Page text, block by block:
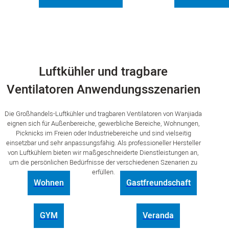
Luftkühler und tragbare
Ventilatoren Anwendungsszenarien
Die Großhandels-Luftkühler und tragbaren Ventilatoren von Wanjiada
eignen sich für Außenbereiche, gewerbliche Bereiche, Wohnungen,
Picknicks im Freien oder Industriebereiche und sind vielseitig
einsetzbar und sehr anpassungsfähig. Als professioneller Hersteller
von Luftkühlern bieten wir maßgeschneiderte Dienstleistungen an,
um die persönlichen Bedürfnisse der verschiedenen Szenarien zu
erfüllen.
Wohnen Gastfreundschaft
GYM Veranda